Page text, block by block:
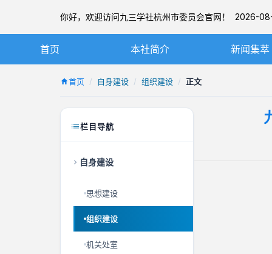
你好，欢迎访问九三学社杭州市委员会官网！ 2026-
首页 本社简介
九三学社简介
新闻集萃
图片新闻
首页 自身建设 组织建设 正文
栏目导航
自身建设
思想建设
组织建设
机关处室